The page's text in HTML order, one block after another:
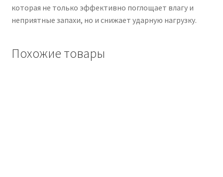
которая не только эффективно поглощает влагу и
неприятные запахи, но и снижает ударную нагрузку.
Похожие товары